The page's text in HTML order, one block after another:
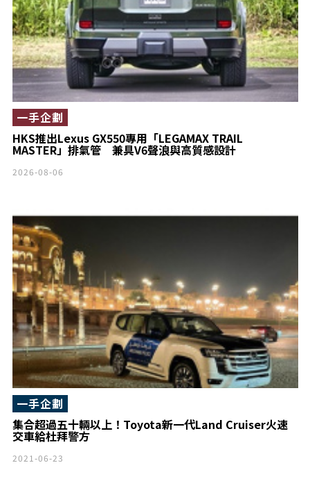
HKS推出Lexus GX550專用「LEGAMAX TRAIL
MASTER」排氣管 兼具V6聲浪與高質感設計
一手企劃
2026-08-06
集合超過五十輛以上！Toyota新一代Land Cruiser火速
交車給杜拜警方
一手企劃
2021-06-23